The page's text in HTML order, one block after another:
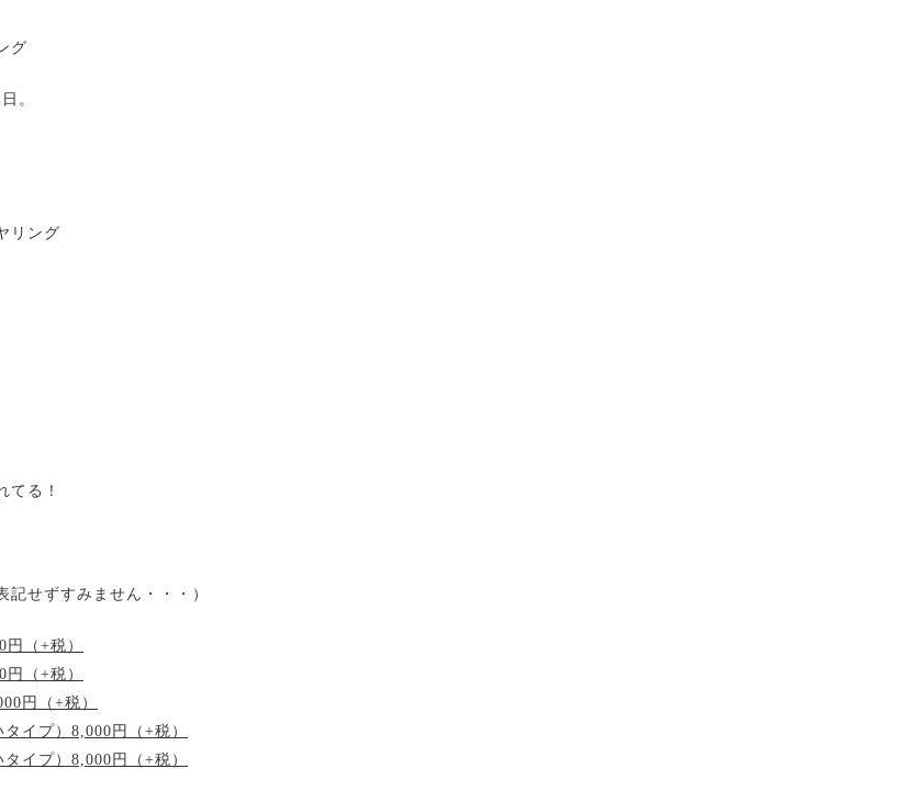
グ
。
リング
てる！
せずすみません・・・）
（+税）
（+税）
円（+税）
イプ）8,000円（+税）
イプ）8,000円（+税）